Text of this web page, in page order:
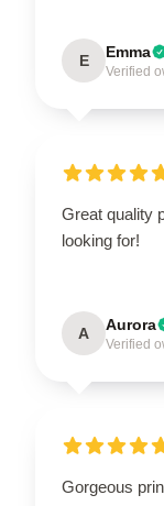
E Emma
Verified
Great quality
looking for!
A Aurora
Verified
Gorgeous